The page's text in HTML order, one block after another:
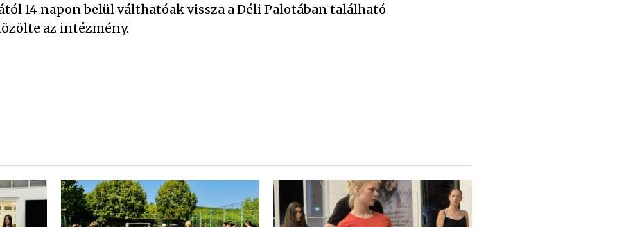
14 napon belül válthatóak vissza a Déli Palotában található
az intézmény.